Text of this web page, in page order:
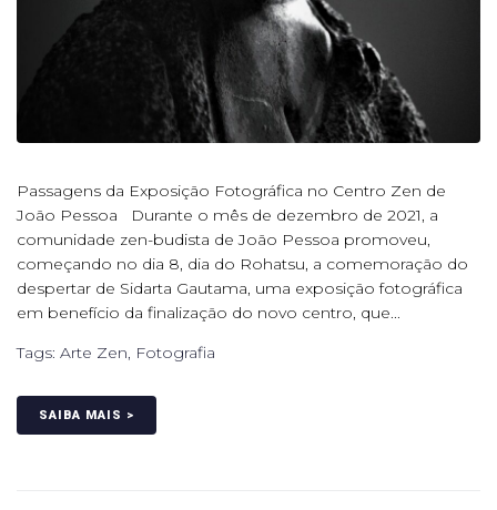
Passagens da Exposição Fotográfica no Centro Zen de
João Pessoa Durante o mês de dezembro de 2021, a
comunidade zen-budista de João Pessoa promoveu,
começando no dia 8, dia do Rohatsu, a comemoração do
despertar de Sidarta Gautama, uma exposição fotográfica
em benefício da finalização do novo centro, que...
Tags: Arte Zen, Fotografia
SAIBA MAIS >